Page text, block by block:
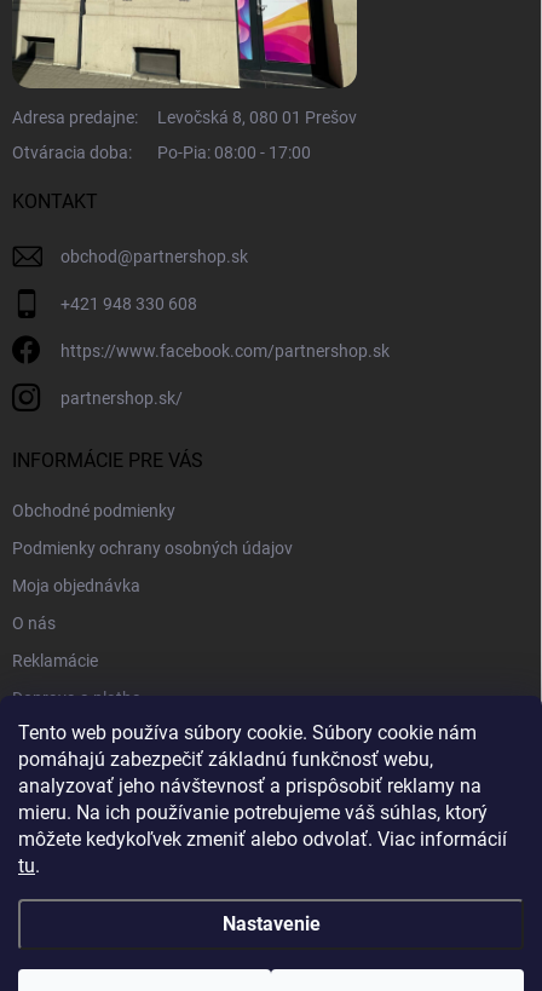
Tento web používa súbory cookie. Súbory cookie nám
pomáhajú zabezpečiť základnú funkčnosť webu,
analyzovať jeho návštevnosť a prispôsobiť reklamy na
mieru. Na ich používanie potrebujeme váš súhlas, ktorý
môžete kedykoľvek zmeniť alebo odvolať. Viac informácií
tu.
Nastavenie
Adresa predajne:
Levočská 8, 080 01 Prešov
Otváracia doba:
Po-Pia: 08:00 - 17:00
KONTAKT
obchod@partnershop.sk
+421 948 330 608
https://www.facebook.com/partnershop.sk
partnershop.sk/
INFORMÁCIE PRE VÁS
Obchodné podmienky
Podmienky ochrany osobných údajov
Moja objednávka
O nás
Reklamácie
Doprava a platba
Kontakt
Blog
Copyright 2026PartnerShop.sk. Všetky práva vyhradené.Upraviť